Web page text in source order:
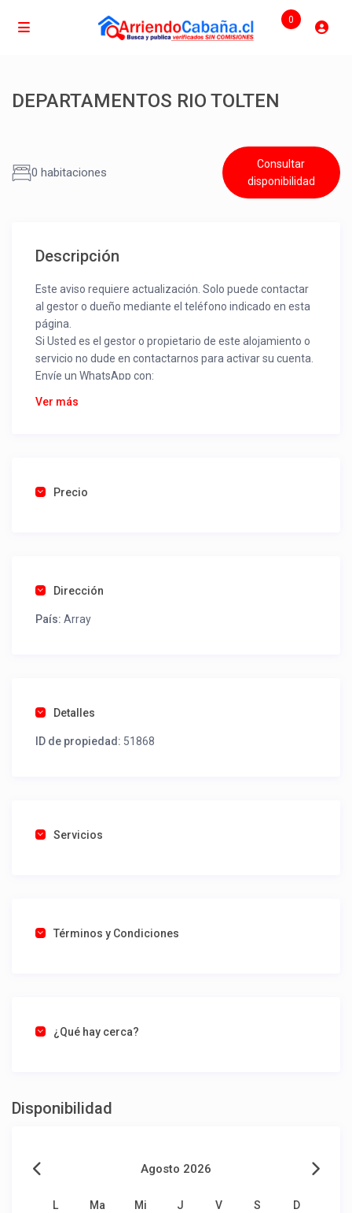
0
DEPARTAMENTOS RIO TOLTEN
0 habitaciones
Consultar
disponibilidad
Descripción
Este aviso requiere actualización. Solo puede contactar
al gestor o dueño mediante el teléfono indicado en esta
página.
Si Usted es el gestor o propietario de este alojamiento o
servicio no dude en contactarnos para activar su cuenta.
Envíe un WhatsApp con:
Nombre alojamiento o servicio
Una foto de cuenta de luz o agua o gas que acredite
como un profesional sin COMISIONES ni ESTAFAS.
Tel contacto propiedad:
Ver más
Precio
Dirección
País: Array
Detalles
ID de propiedad: 51868
Servicios
Términos y Condiciones
¿Qué hay cerca?
Disponibilidad
Agosto 2026
L Ma Mi J V S D